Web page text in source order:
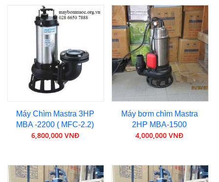
Máy Chìm Mastra 3HP
MBA -2200 ( MFC-2.2)
6,800,000 VNĐ
Máy bơm chìm Mastra
2HP MBA-1500
4,000,000 VNĐ